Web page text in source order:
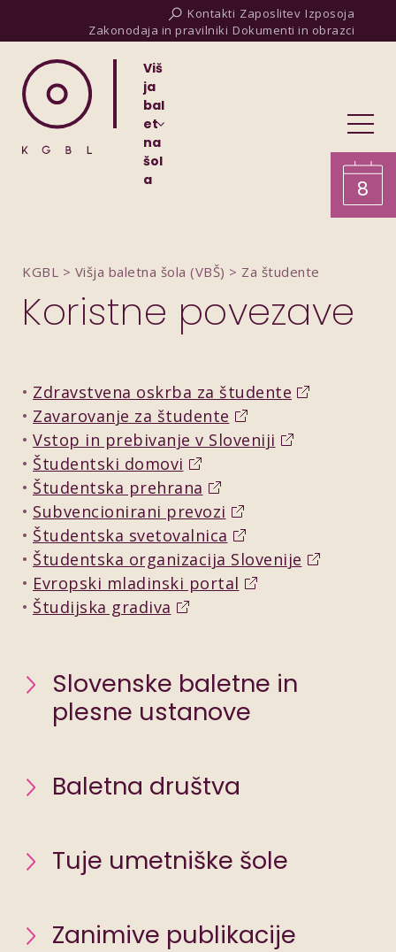
Kontakti Zaposlitev Izposoja
Zakonodaja in pravilniki Dokumenti in obrazci
Viš
ja
bal
et
na
šol
a
8
KGBL > Višja baletna šola (VBŠ) > Za študente
Koristne povezave
Zdravstvena oskrba za študente
Zavarovanje za študente
Vstop in prebivanje v Sloveniji
Študentski domovi
Študentska prehrana
Subvencionirani prevozi
Študentska svetovalnica
Študentska organizacija Slovenije
Evropski mladinski portal
Študijska gradiva
Slovenske baletne in
plesne ustanove
Baletna društva
Tuje umetniške šole
Zanimive publikacije